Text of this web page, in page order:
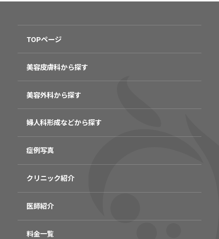
TOPページ
美容皮膚科から探す
美容外科から探す
婦人科形成などから探す
症例写真
クリニック紹介
医師紹介
料金一覧